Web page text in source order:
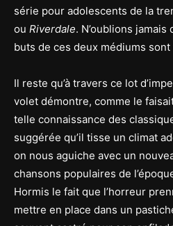
série pour adolescents de la
ou Riverdale. N’oublions
buts de ces deux médiums
Il reste qu’à travers ce lot
volet démontre, comme le
telle connaissance des
suggérée qu’il tisse un climat
on nous aguiche avec un
chansons populaires de
Hormis le fait que l’horreur
mettre en place dans un